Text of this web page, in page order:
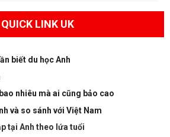
QUICK LINK UK
biết du học Anh
nhiêu mà ai cũng bảo cao
và so sánh với Việt Nam
tại Anh theo lứa tuổi